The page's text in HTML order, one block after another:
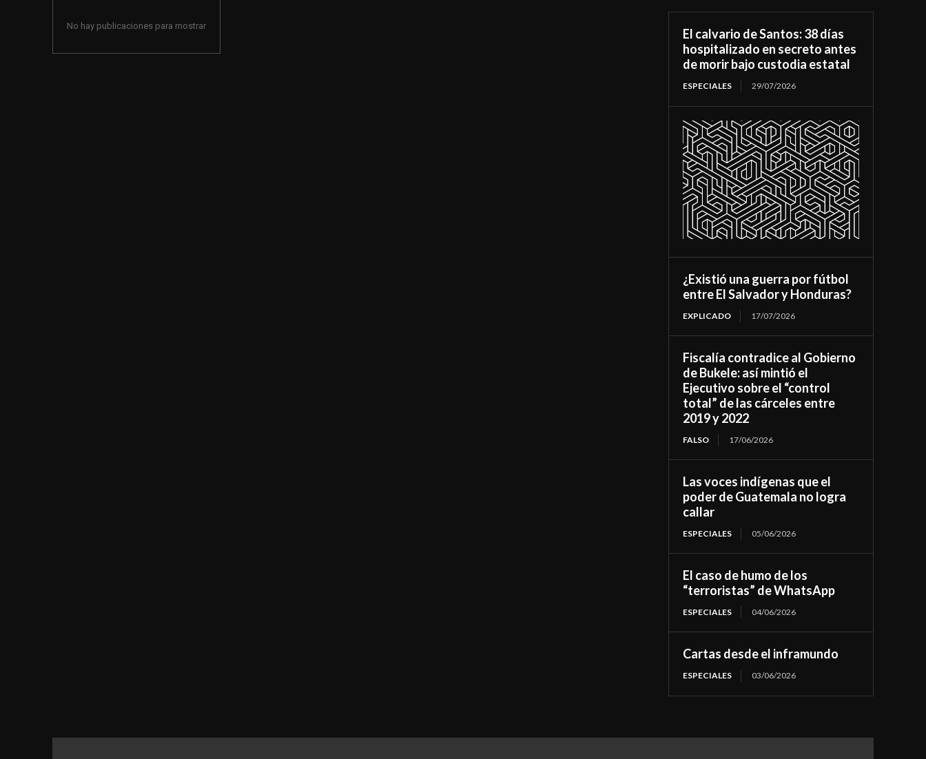
No hay publicaciones para mostrar
El calvario de Santos: 38 días
hospitalizado en secreto antes
de morir bajo custodia estatal
ESPECIALES 29/07/2026
¿Existió una guerra por fútbol
entre El Salvador y Honduras?
EXPLICADO 17/07/2026
Fiscalía contradice al Gobierno
de Bukele: así mintió el
Ejecutivo sobre el “control
total” de las cárceles entre
2019 y 2022
FALSO 17/06/2026
Las voces indígenas que el
poder de Guatemala no logra
callar
ESPECIALES 05/06/2026
El caso de humo de los
“terroristas” de WhatsApp
ESPECIALES 04/06/2026
Cartas desde el inframundo
ESPECIALES 03/06/2026